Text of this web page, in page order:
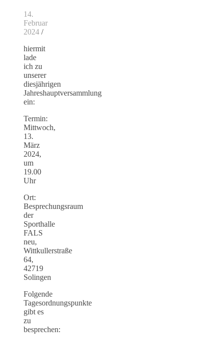
14.
Februar
2024 /
hiermit
lade
ich zu
unserer
diesjährigen
Jahreshauptversammlung
ein:
Termin:
Mittwoch,
13.
März
2024,
um
19.00
Uhr
Ort:
Besprechungsraum
der
Sporthalle
FALS
neu,
Wittkullerstraße
64,
42719
Solingen
Folgende
Tagesordnungspunkte
gibt es
zu
besprechen: